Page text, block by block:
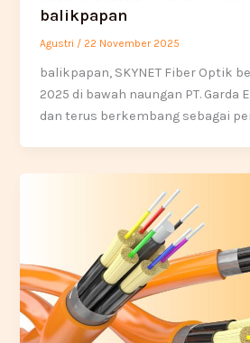
balikpapan
Agustri / 22 November 2025
balikpapan, SKYNET Fiber Optik
2025 di bawah naungan PT.
dan terus berkembang sebagai